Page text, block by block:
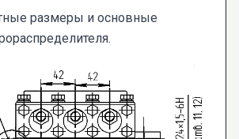
размеры и основные